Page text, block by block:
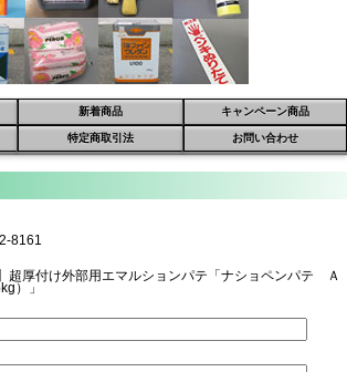
新着商品 キャンペーン商品
特定商取引法 お問い合わせ
8161
超厚付け外部用エマルションパテ「ナショペンパテ Ａ
）」